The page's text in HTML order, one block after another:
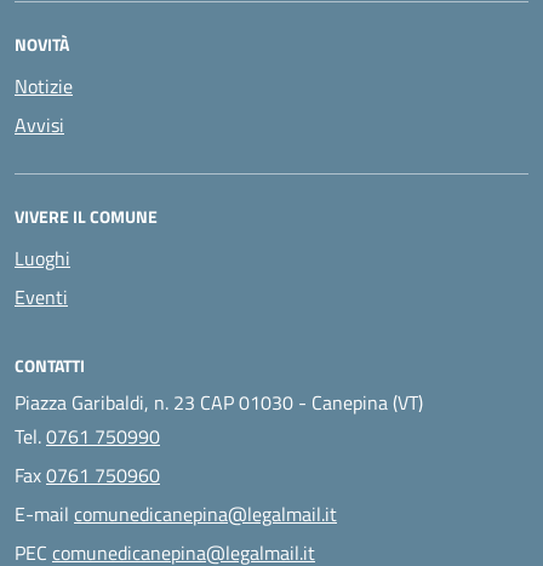
NOVITÀ
Notizie
Avvisi
VIVERE IL COMUNE
Luoghi
Eventi
CONTATTI
Piazza Garibaldi, n. 23 CAP 01030 - Canepina (VT)
Tel.0761 750990
Fax0761 750960
E-mail comunedicanepina@legalmail.it
PEC comunedicanepina@legalmail.it